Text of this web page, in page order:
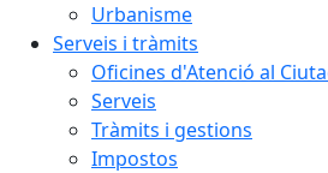
Urbanisme
Serveis i tràmits
Oficines d'Atenció al
Serveis
Tràmits i gestions
Impostos